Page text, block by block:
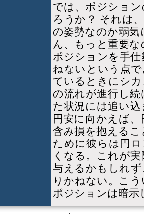
では、ポジショ
ろうか？ それは
の姿勢なのか弱
ん、もっと重要
ポジションを手
ねないという点
ているときにシ
の流れが進行し
た状況には追い
円安に向かえば
含み損を抱える
ために彼らは円
くなる。これが
与えるかもしれ
りかねない。こ
ポジションは暗示